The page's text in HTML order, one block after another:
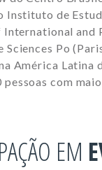
Instituto de
International and
Sciences Po
América Latina
pessoas com
EM